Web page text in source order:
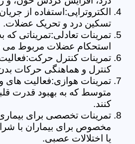
الکتروتراپی:استفاده از
تسکین درد و تحریک عضلات.
تمرینات تعادلی:تمریناتی که
استحکام عضلات مربوط می
تمرینات کنترل حرکت:فعالیت
کنترل و هماهنگی حرکات
تمرینات هوازی:فعالیت
متوسط که به بهبود قدرت
کنند.
تمرینات تخصصی برای
مخصوص برای بیماران با
یا اختلالات عصبی.